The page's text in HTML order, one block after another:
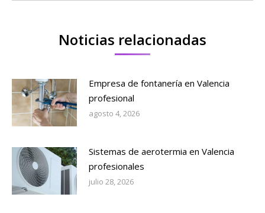
Noticias relacionadas
Empresa de fontanería en Valencia
profesional
agosto 4, 2026
Sistemas de aerotermia en Valencia
profesionales
julio 28, 2026